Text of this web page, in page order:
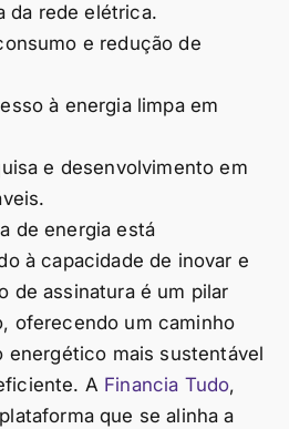
da rede elétrica.
e redução de
à energia limpa em
e desenvolvimento em
de energia está
à capacidade de inovar e
de assinatura é um pilar
oferecendo um caminho
energético mais sustentável
A Financia Tudo,
que se alinha a